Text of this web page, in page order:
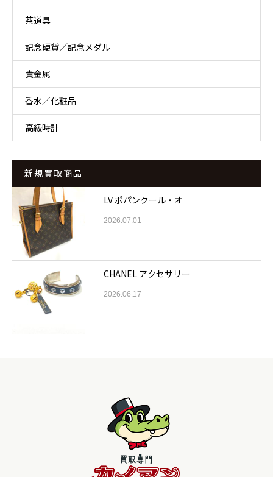
茶道具
記念硬貨／記念メダル
貴金属
香水／化粧品
高級時計
新規買取商品
LV ポパンクール・オ
2026.07.01
CHANEL アクセサリー
2026.06.17